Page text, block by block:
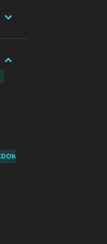
KI PABANDIYON K